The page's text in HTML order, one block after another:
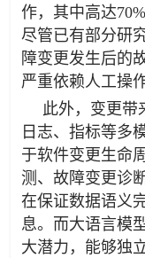
作，其中高达
尽管已有部分研
障变更发生后的
严重依赖人工操
此外，变更带
日志、指标等多
于软件变更生命
测、故障变更诊
在保证数据语义
息。而大语言模
大潜力，能够独